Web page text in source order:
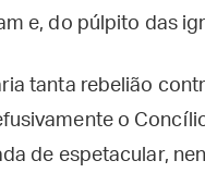
e, do púlpito das
tanta rebelião
o
de espetacular,